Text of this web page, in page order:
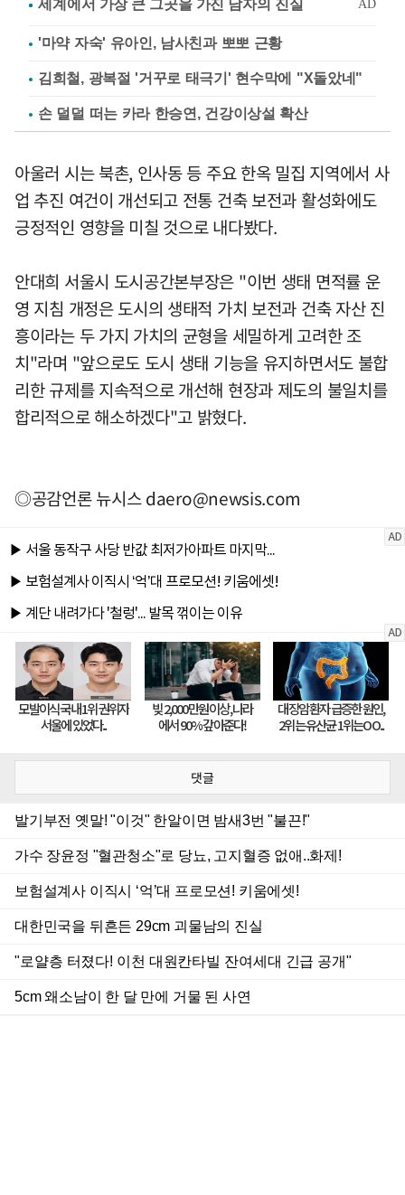
'마약 자숙' 유아인, 남사친과 뽀뽀 근황
김희철, 광복절 '거꾸로 태극기' 현수막에 "X돌았네"
손 덜덜 떠는 카라 한승연, 건강이상설 확산
아울러 시는 북촌, 인사동 등 주요 한옥 밀집 지역에서 사
업 추진 여건이 개선되고 전통 건축 보전과 활성화에도
긍정적인 영향을 미칠 것으로 내다봤다.
안대희 서울시 도시공간본부장은 "이번 생태 면적률 운
영 지침 개정은 도시의 생태적 가치 보전과 건축 자산 진
흥이라는 두 가지 가치의 균형을 세밀하게 고려한 조
치"라며 "앞으로도 도시 생태 기능을 유지하면서도 불합
리한 규제를 지속적으로 개선해 현장과 제도의 불일치를
합리적으로 해소하겠다"고 밝혔다.
◎공감언론 뉴시스daero@newsis.com
댓글